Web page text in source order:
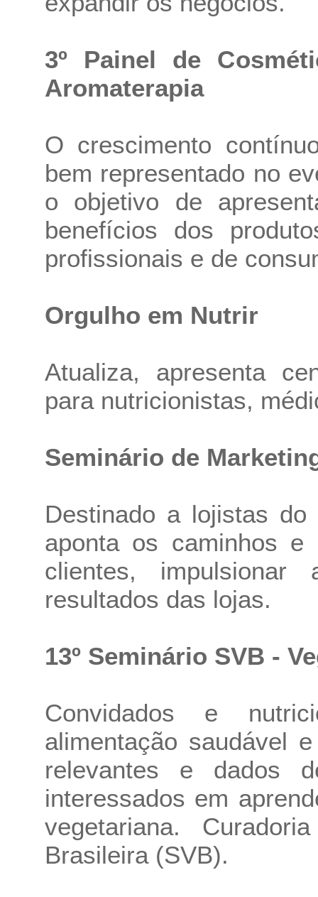
3º Painel de
Aromaterapia
O crescimento
bem representado no
o objetivo de
benefícios dos
profissionais e de
Orgulho em Nutrir
Atualiza, apresenta
para nutricionistas,
Seminário de
Destinado a lojistas
aponta os caminhos
clientes,
resultados das lojas.
13º Seminário SVB -
Convidados e
alimentação saudável
relevantes e dados
interessados em
vegetariana.
Brasileira (SVB).